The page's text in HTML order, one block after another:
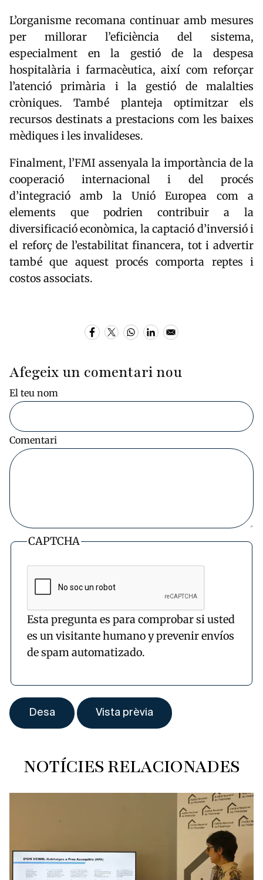
L’organisme recomana continuar amb mesures
per millorar l’eficiència del sistema,
especialment en la gestió de la despesa
hospitalària i farmacèutica, així com reforçar
l’atenció primària i la gestió de malalties
cròniques. També planteja optimitzar els
recursos destinats a prestacions com les baixes
mèdiques i les invalideses.
Finalment, l’FMI assenyala la importància de la
cooperació internacional i del procés
d’integració amb la Unió Europea com a
elements que podrien contribuir a la
diversificació econòmica, la captació d’inversió i
el reforç de l’estabilitat financera, tot i advertir
també que aquest procés comporta reptes i
costos associats.
Afegeix un comentari nou
El teu nom
Comentari
CAPTCHA
Esta pregunta es para comprobar si usted
es un visitante humano y prevenir envíos
de spam automatizado.
NOTÍCIES RELACIONADES